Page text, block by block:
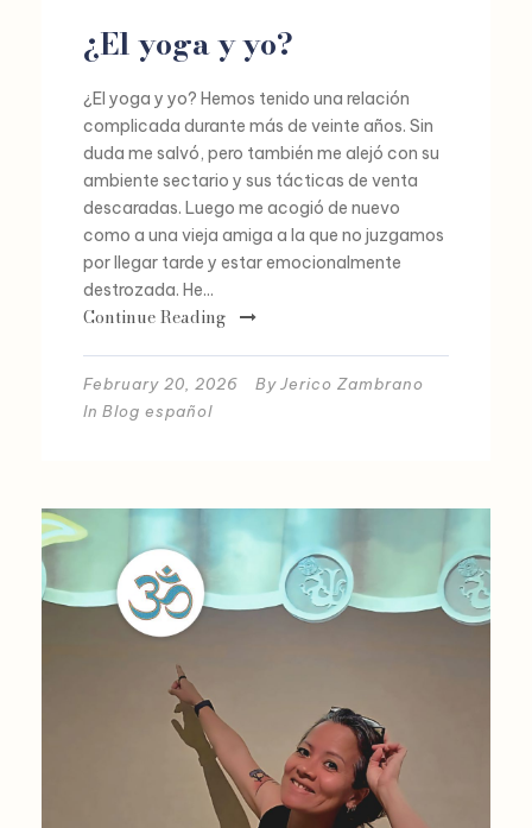
¿El yoga y yo?
¿El yoga y yo? Hemos tenido una relación
complicada durante más de veinte años. Sin
duda me salvó, pero también me alejó con su
ambiente sectario y sus tácticas de venta
descaradas. Luego me acogió de nuevo
como a una vieja amiga a la que no juzgamos
por llegar tarde y estar emocionalmente
destrozada. He...
Continue Reading
February 20, 2026 By Jerico Zambrano
In Blog español